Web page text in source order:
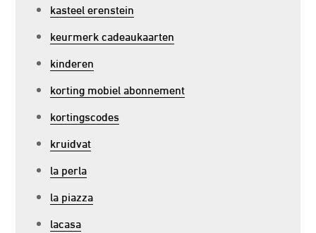
kasteel erenstein
keurmerk cadeaukaarten
kinderen
korting mobiel abonnement
kortingscodes
kruidvat
la perla
la piazza
lacasa